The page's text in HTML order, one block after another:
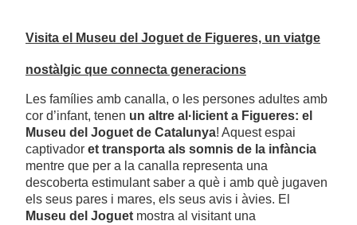
Visita el Museu del Joguet de Figueres, un viatge
nostàlgic que connecta generacions
Les famílies amb canalla, o les persones adultes amb
cor d’infant, tenen un altre al·licient a Figueres: el
Museu del Joguet de Catalunya! Aquest espai
captivador et transporta als somnis de la infància
mentre que per a la canalla representa una
descoberta estimulant saber a què i amb què jugaven
els seus pares i mares, els seus avis i àvies. El
Museu del Joguet mostra al visitant una